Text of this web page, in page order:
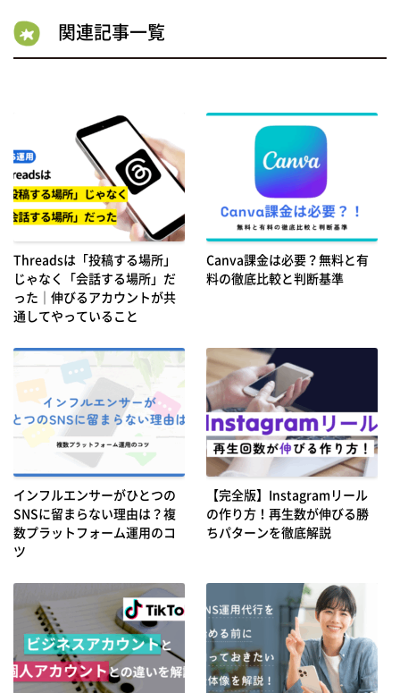
関連記事一覧
Threadsは「投稿する場所」
じゃなく「会話する場所」だ
った｜伸びるアカウントが共
通してやっていること
Canva課金は必要？無料と有
料の徹底比較と判断基準
インフルエンサーがひとつの
SNSに留まらない理由は？複
数プラットフォーム運用のコ
ツ
【完全版】Instagramリール
の作り方！再生数が伸びる勝
ちパターンを徹底解説